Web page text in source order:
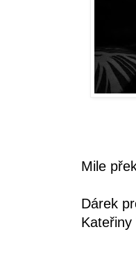
Mile
Dárek
Kateřiny